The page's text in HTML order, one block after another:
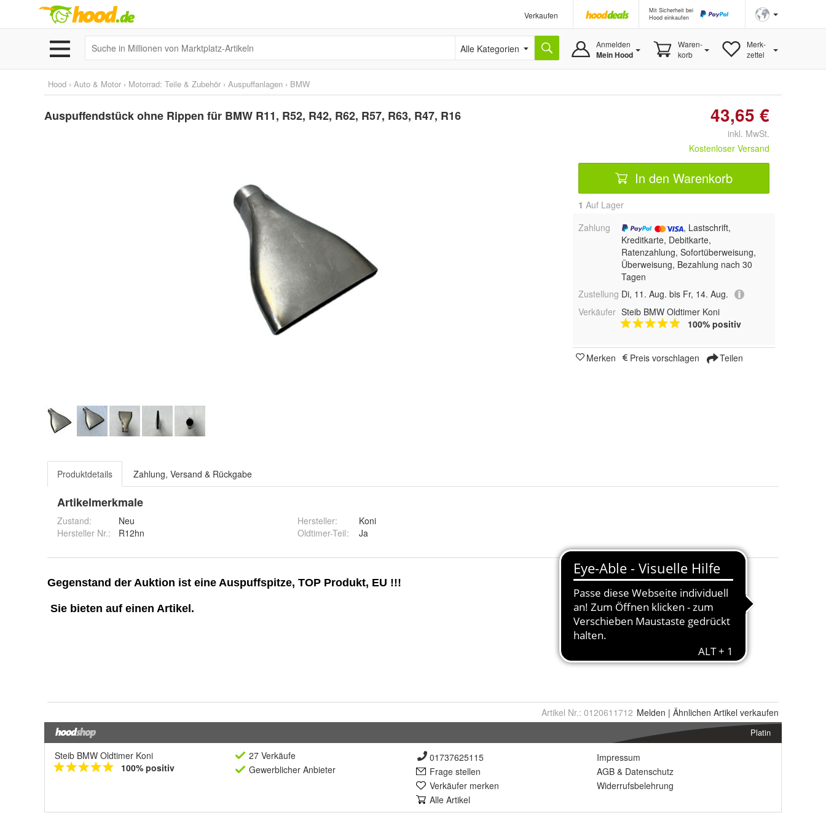
Verkaufen
Mit Sicherheit bei
Hood einkaufen
Alle Kategorien Anmelden
Mein Hood
Waren-
korb
Merk-
zettel
Hood › Auto & Motor › Motorrad: Teile & Zubehör › Auspuffanlagen › BMW
Auspuffendstück ohne Rippen für BMW R11, R52, R42, R62, R57, R63, R47, R16 43,65 €
inkl. MwSt.
Kostenloser Versand
In den Warenkorb
1 Auf Lager
Zahlung
, Lastschrift,
Kreditkarte, Debitkarte,
Ratenzahlung, Sofortüberweisung,
Überweisung, Bezahlung nach 30
Tagen
Zustellung Di, 11. Aug. bis Fr, 14. Aug.
Verkäufer Steib BMW Oldtimer Koni
100% positiv
Merken Preis vorschlagen Teilen
Produktdetails Zahlung, Versand & Rückgabe
Artikelmerkmale
Zustand:
Neu
Hersteller Nr.:
R12hn
Hersteller:
Koni
Oldtimer-Teil: Ja
Artikel Nr.: 0120611712 Melden | Ähnlichen Artikel verkaufen
Platin
Steib BMW Oldtimer Koni
100% positiv
27 Verkäufe
Gewerblicher Anbieter
01737625115
Frage stellen
Verkäufer merken
Alle Artikel
Impressum
AGB & Datenschutz
Widerrufsbelehrung